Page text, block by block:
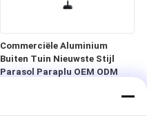
Commerciële Aluminium
Buiten Tuin Nieuwste Stijl
Parasol Paraplu OEM ODM